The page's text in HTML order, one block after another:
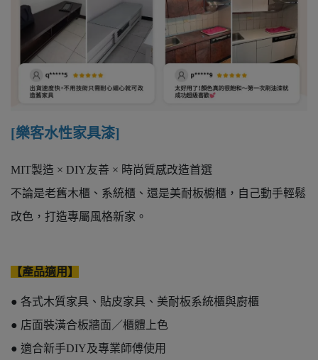
[樂客水性家具漆]
MIT製造 × DIY友善 × 時尚質感改造首選
不論是老舊木櫃、系統櫃、還是美耐板櫥櫃，自己動手輕鬆
改色，打造專屬風格新家。
【產品適用】
● 各式木質家具、貼皮家具、美耐板系統櫃與廚櫃
● 店面裝潢合板牆面／櫃體上色
● 適合新手DIY及專業師傅使用